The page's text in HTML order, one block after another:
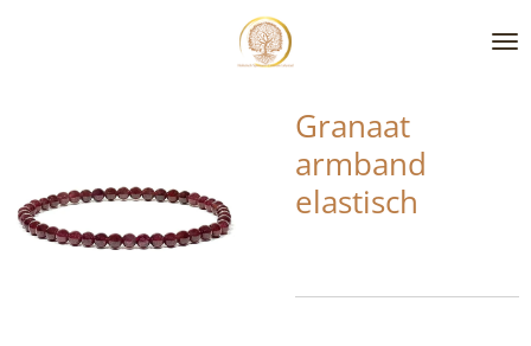
Granaat
armband
elastisch